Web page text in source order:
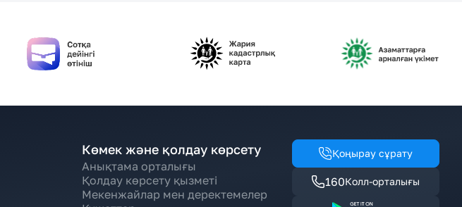
Көмек және қолдау көрсету
Анықтама орталығы
Қолдау көрсету қызметі
Мекенжайлар мен деректемелер
Қоңырау сұрату
160Колл-орталығы